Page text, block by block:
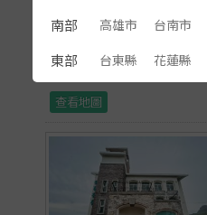
南部 高雄市 台南市
東部 台東縣 花蓮縣
查看地圖